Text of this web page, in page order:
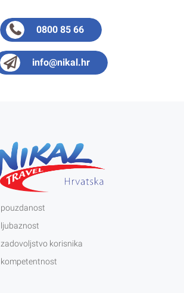
0800 85 66
info@nikal.hr
pouzdanost
ljubaznost
zadovoljstvo korisnika
kompetentnost